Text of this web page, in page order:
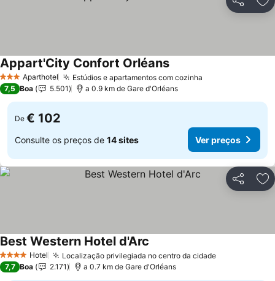
Partilhar
3 EstrelasAparthotel Estúdios e apartamentos com cozinha
Appart'City Confort Orléans
7,5 Boa 5.501 a 0.9 km de Gare d'Orléans
De € 102
Consulte os preços de 14 sites Ver preços
Partilhar
4 EstrelasHotel Localização privilegiada no centro da cidade
Best Western Hotel d'Arc
7,7 Boa 2.171 a 0.7 km de Gare d'Orléans